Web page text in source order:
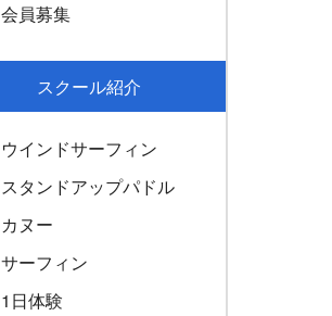
会員募集
スクール紹介
ウインドサーフィン
スタンドアップパドル
カヌー
サーフィン
1日体験